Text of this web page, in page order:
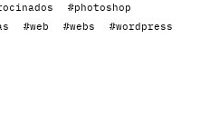
#photoshop
#web #webs #wordpress